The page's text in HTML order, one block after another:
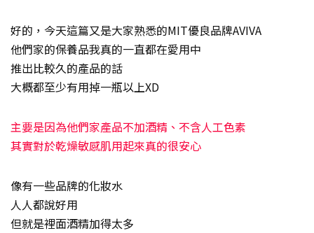
好的，今天這篇又是大家熟悉的MIT優良品牌AVIVA
他們家的保養品我真的一直都在愛用中
推出比較久的產品的話
大概都至少有用掉一瓶以上XD
主要是因為他們家產品不加酒精、不含人工色素
其實對於乾燥敏感肌用起來真的很安心
像有一些品牌的化妝水
人人都說好用
但就是裡面酒精加得太多